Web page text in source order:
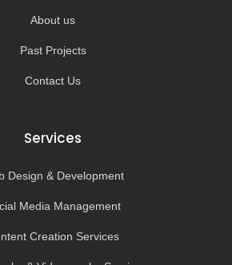
About us
Past Projects
Contact Us
Services
Design & Development
Media Management
Creation Services